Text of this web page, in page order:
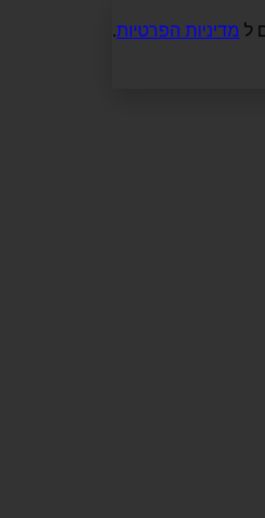
מדיניות הפרטיות.